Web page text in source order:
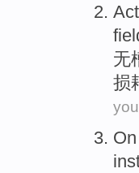
无
损